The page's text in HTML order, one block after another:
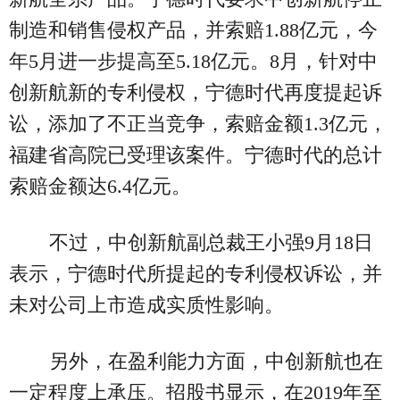
制造和销售侵权产品，并索赔1.88亿元，今
年5月进一步提高至5.18亿元。8月，针对中
创新航新的专利侵权，宁德时代再度提起诉
讼，添加了不正当竞争，索赔金额1.3亿元，
福建省高院已受理该案件。宁德时代的总计
索赔金额达6.4亿元。
不过，中创新航副总裁王小强9月18日
表示，宁德时代所提起的专利侵权诉讼，并
未对公司上市造成实质性影响。
另外，在盈利能力方面，中创新航也在
一定程度上承压。招股书显示，在2019年至